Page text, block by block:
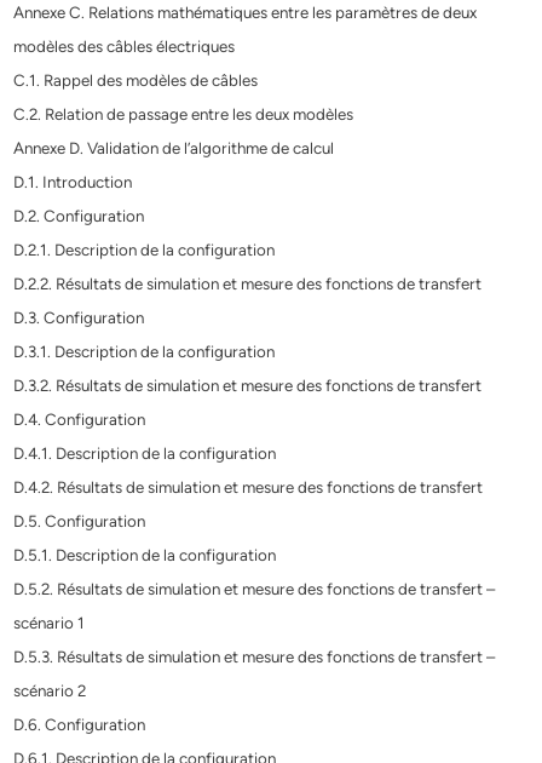
Annexe C. Relations mathématiques entre les paramètres de deux
modèles des câbles électriques
C.1. Rappel des modèles de câbles
C.2. Relation de passage entre les deux modèles
Annexe D. Validation de l’algorithme de calcul
D.1. Introduction
D.2. Configuration
D.2.1. Description de la configuration
D.2.2. Résultats de simulation et mesure des fonctions de transfert
D.3. Configuration
D.3.1. Description de la configuration
D.3.2. Résultats de simulation et mesure des fonctions de transfert
D.4. Configuration
D.4.1. Description de la configuration
D.4.2. Résultats de simulation et mesure des fonctions de transfert
D.5. Configuration
D.5.1. Description de la configuration
D.5.2. Résultats de simulation et mesure des fonctions de transfert –
scénario 1
D.5.3. Résultats de simulation et mesure des fonctions de transfert –
scénario 2
D.6. Configuration
D.6.1. Description de la configuration